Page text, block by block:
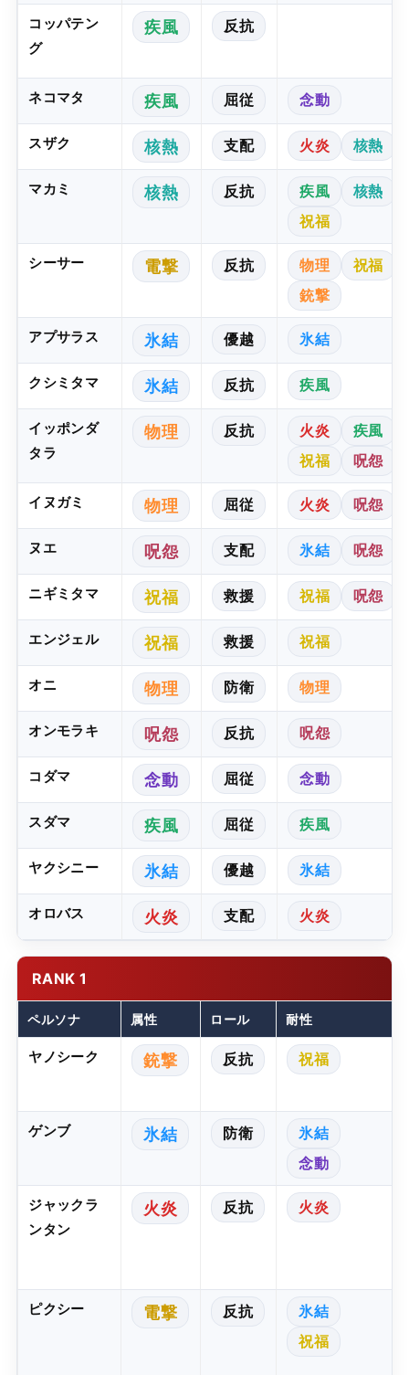
コッパテン
グ
疾風 反抗
ネコマタ 疾風 屈従 念動
スザク 核熱 支配 火炎 核熱
マカミ 核熱 反抗 疾風
核熱
祝福
シーサー 電撃 反抗 物理
祝福
銃撃
アプサラス 氷結 優越 氷結
クシミタマ 氷結 反抗 疾風
イッポンダ
タラ
物理 反抗 火炎
疾風
祝福
呪怨
イヌガミ 物理 屈従 火炎 呪怨
ヌエ 呪怨 支配 氷結 呪怨
ニギミタマ 祝福 救援 祝福 呪怨
エンジェル 祝福 救援 祝福
オニ 物理 防衛 物理
オンモラキ 呪怨 反抗 呪怨
コダマ 念動 屈従 念動
スダマ 疾風 屈従 疾風
ヤクシニー 氷結 優越 氷結
オロバス 火炎 支配 火炎
RANK 1
ペルソナ 属性 ロール 耐性
ヤノシーク 銃撃 反抗 祝福
ゲンブ 氷結 防衛
氷結
念動
ジャックラ
ンタン
火炎 反抗 火炎
ピクシー 電撃 反抗
氷結
祝福